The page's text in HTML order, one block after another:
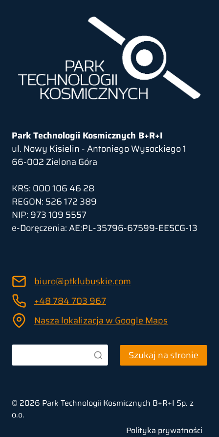
Park Technologii Kosmicznych B+R+I
ul. Nowy Kisielin - Antoniego Wysockiego 1
66-002 Zielona Góra
KRS: 000 106 46 28
REGON: 526 172 389
NIP: 973 109 5557
e-Doręczenia: AE:PL-35796-67599-EESCG-13
biuro@ptklubuskie.com
+48 784 703 967
Nasza lokalizacja w Google Maps
Szukaj na stronie
© 2026 Park Technologii Kosmicznych B+R+I Sp. z
o.o.
Polityka prywatności